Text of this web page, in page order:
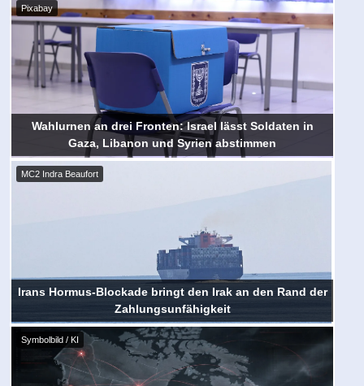
Pixabay
Wahlurnen an drei Fronten: Israel lässt Soldaten in
Gaza, Libanon und Syrien abstimmen
MC2 Indra Beaufort
Irans Hormus-Blockade bringt den Irak an den Rand der
Zahlungsunfähigkeit
Symbolbild / KI